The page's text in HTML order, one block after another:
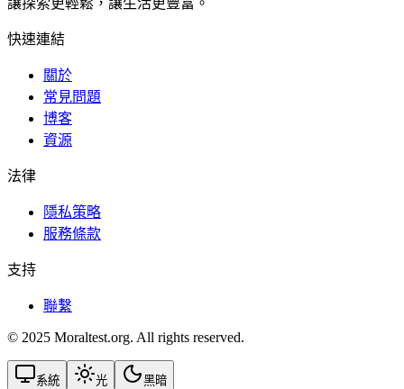
讓探索更輕鬆，讓生活更豐富。
快速連結
關於
常見問題
博客
資源
法律
隱私策略
服務條款
支持
聯繫
© 2025 Moraltest.org. All rights reserved.
系統 光 黑暗